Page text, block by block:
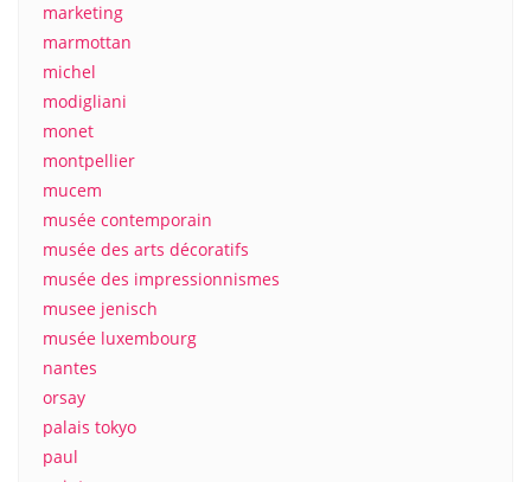
marketing
marmottan
michel
modigliani
monet
montpellier
mucem
musée contemporain
musée des arts décoratifs
musée des impressionnismes
musee jenisch
musée luxembourg
nantes
orsay
palais tokyo
paul